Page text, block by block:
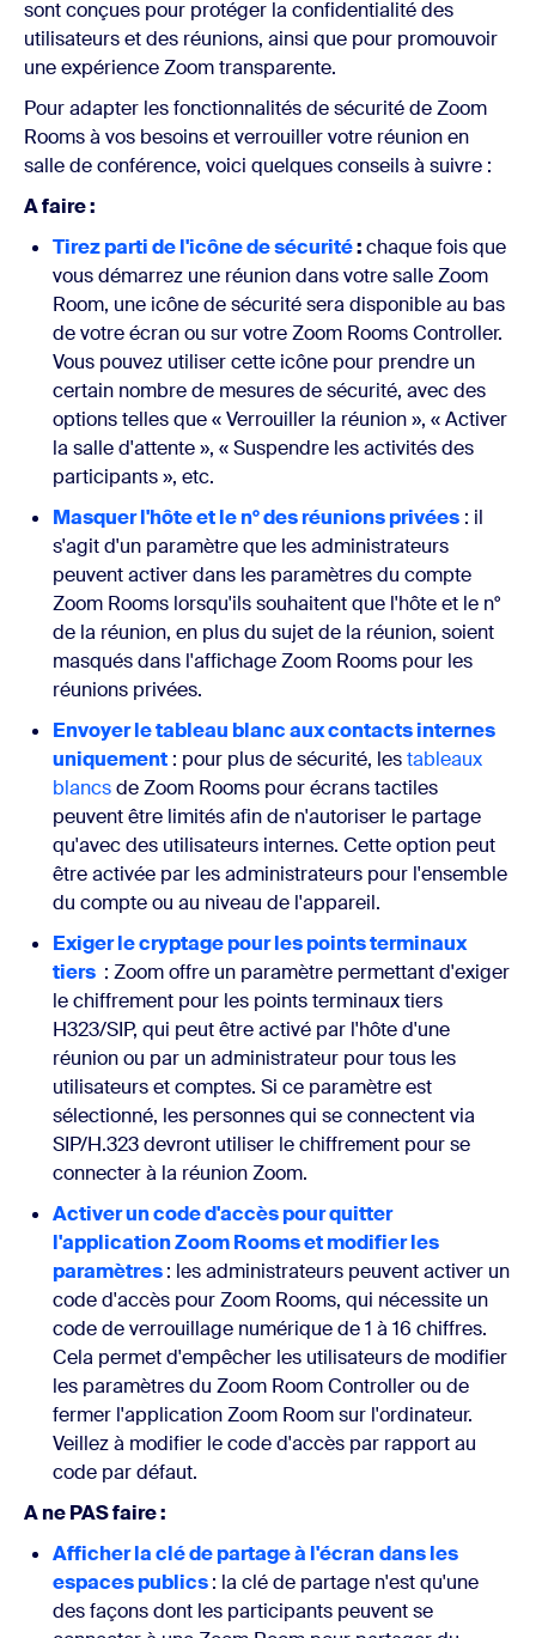
sont conçues pour protéger la confidentialité des
utilisateurs et des réunions, ainsi que pour promouvoir
une expérience Zoom transparente.
Pour adapter les fonctionnalités de sécurité de Zoom
Rooms à vos besoins et verrouiller votre réunion en
salle de conférence, voici quelques conseils à suivre :
A faire :
Tirez parti de l'icône de sécurité:chaque fois que
vous démarrez une réunion dans votre salle Zoom
Room, une icône de sécurité sera disponible au bas
de votre écran ou sur votre Zoom Rooms Controller.
Vous pouvez utiliser cette icône pour prendre un
certain nombre de mesures de sécurité, avec des
options telles que « Verrouiller la réunion », « Activer
la salle d'attente », « Suspendre les activités des
participants », etc.
Masquer l'hôte et le n° des réunions privées : il
s'agit d'un paramètre que les administrateurs
peuvent activer dans les paramètres du compte
Zoom Rooms lorsqu'ils souhaitent que l'hôte et le n°
de la réunion, en plus du sujet de la réunion, soient
masqués dans l'affichage Zoom Rooms pour les
réunions privées.
Envoyer le tableau blanc aux contacts internes
uniquement : pour plus de sécurité, lestableaux
blancsde Zoom Rooms pour écrans tactiles
peuvent être limités afin de n'autoriser le partage
qu'avec des utilisateurs internes. Cette option peut
être activée par les administrateurs pour l'ensemble
du compte ou au niveau de l'appareil.
Exiger le cryptage pour les points terminaux
tiers : Zoom offre un paramètre permettant d'exiger
le chiffrement pour les points terminaux tiers
H323/SIP, qui peut être activé par l'hôte d'une
réunion ou par un administrateur pour tous les
utilisateurs et comptes. Si ce paramètre est
sélectionné, les personnes qui se connectent via
SIP/H.323 devront utiliser le chiffrement pour se
connecter à la réunion Zoom.
Activer un code d'accès pour quitter
l'application Zoom Rooms et modifier les
paramètres: les administrateurs peuvent activer un
code d'accès pour Zoom Rooms, qui nécessite un
code de verrouillage numérique de 1 à 16 chiffres.
Cela permet d'empêcher les utilisateurs de modifier
les paramètres du Zoom Room Controller ou de
fermer l'application Zoom Room sur l'ordinateur.
Veillez à modifier le code d'accès par rapport au
code par défaut.
A ne PAS faire :
Afficher la clé de partage à l'écrandans les
espaces publics: la clé de partage n'est qu'une
des façons dont les participants peuvent se